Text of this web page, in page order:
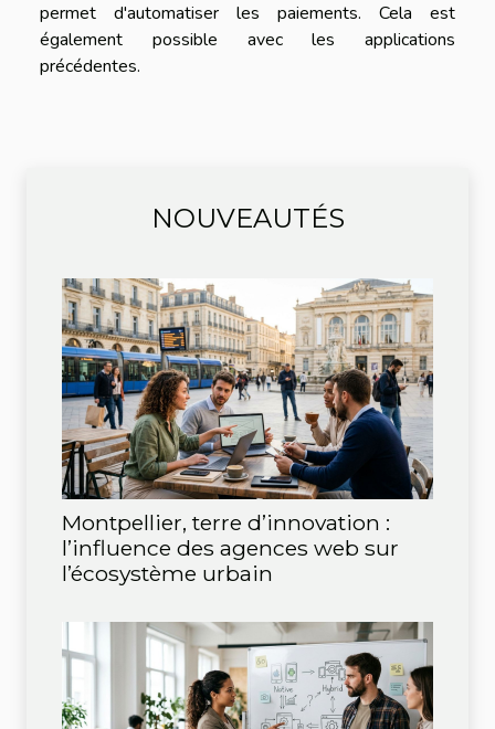
permet d'automatiser les paiements. Cela est
également possible avec les applications
précédentes.
NOUVEAUTÉS
Montpellier, terre d’innovation :
l’influence des agences web sur
l’écosystème urbain